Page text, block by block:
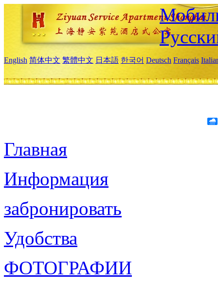
English 简体中文 繁體中文 日本語 한국어 Deutsch Français
Главная
Информация
забронировать
Удобства
ФОТОГРАФИИ